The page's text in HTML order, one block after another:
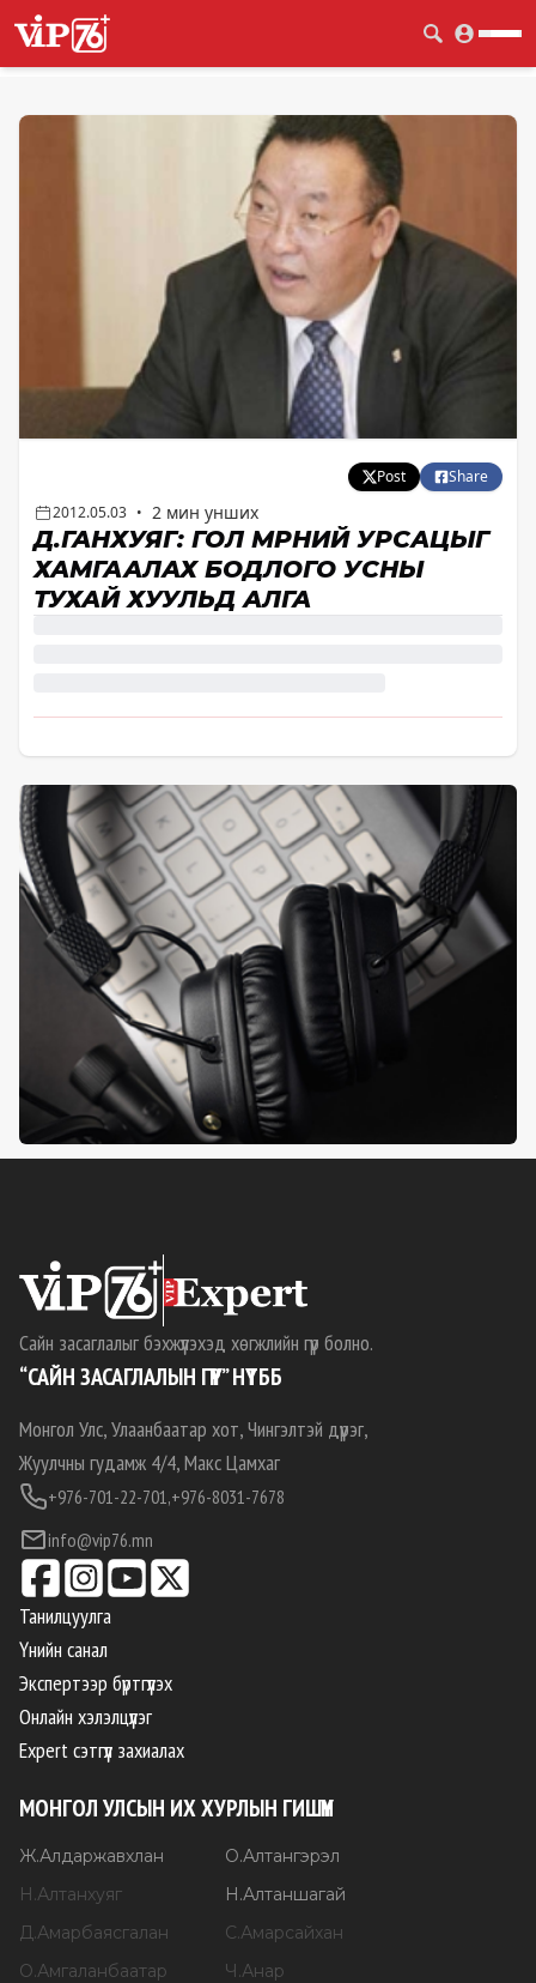
Post
Share
2012.05.03 • 2 мин унших
Д.ГАНХУЯГ: ГОЛ МӨРНИЙ УРСАЦЫГ
ХАМГААЛАХ БОДЛОГО УСНЫ
ТУХАЙ ХУУЛЬД АЛГА
Сайн засаглалыг бэхжүүлэхэд хөгжлийн гүүр болно.
“САЙН ЗАСАГЛАЛЫН ГҮҮР” НҮТББ
Монгол Улс, Улаанбаатар хот, Чингэлтэй дүүрэг,
Жуулчны гудамж 4/4, Макс Цамхаг
+976-701-22-701,+976-8031-7678
info@vip76.mn
Танилцуулга
Үнийн санал
Экспертээр бүртгүүлэх
Онлайн хэлэлцүүлэг
Expert сэтгүүл захиалах
МОНГОЛ УЛСЫН ИХ ХУРЛЫН ГИШҮҮН
Ж.Алдаржавхлан О.Алтангэрэл
Н.Алтанхуяг Н.Алтаншагай
Д.Амарбаясгалан С.Амарсайхан
О.Амгаланбаатар Ч.Анар